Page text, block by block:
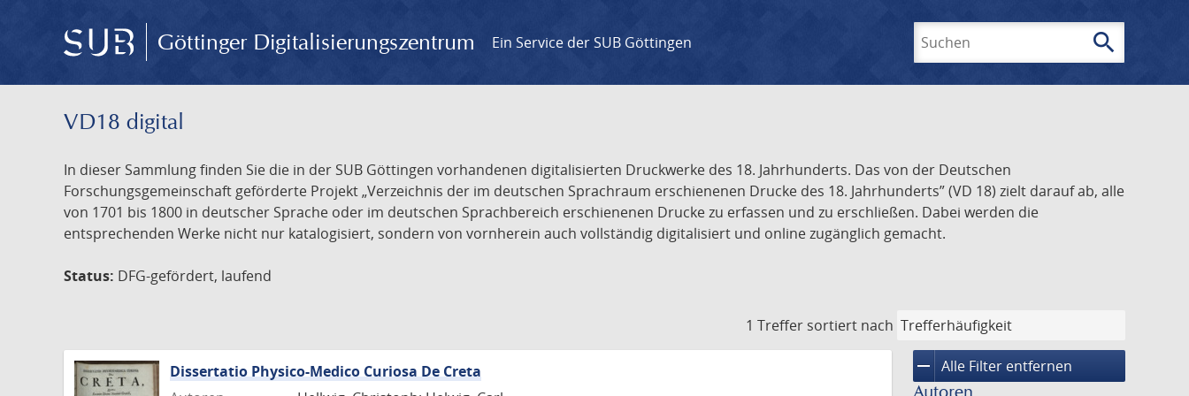
Göttinger Digitalisierungszentrum Ein Service der SUB Göttingen search
VD18 digital
In dieser Sammlung finden Sie die in der SUB Göttingen vorhandenen digitalisierten Druckwerke des 18. Jahrhunderts. Das von der Deutschen
Forschungsgemeinschaft geförderte Projekt „Verzeichnis der im deutschen Sprachraum erschienenen Drucke des 18. Jahrhunderts” (VD 18) zielt darauf ab, alle
von 1701 bis 1800 in deutscher Sprache oder im deutschen Sprachbereich erschienenen Drucke zu erfassen und zu erschließen. Dabei werden die
entsprechenden Werke nicht nur katalogisiert, sondern von vornherein auch vollständig digitalisiert und online zugänglich gemacht.
Status: DFG-gefördert, laufend
1 Treffer sortiert nach
remove Alle Filter entfernen
Dissertatio Physico-Medico Curiosa De Creta